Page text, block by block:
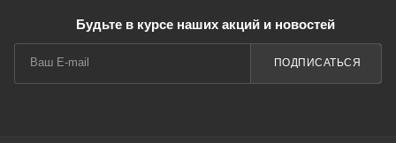
Будьте в курсе наших акций и новостей
ПОДПИСАТЬСЯ